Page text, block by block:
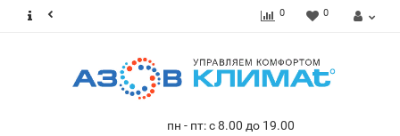
0 0
пн - пт: с 8.00 до 19.00